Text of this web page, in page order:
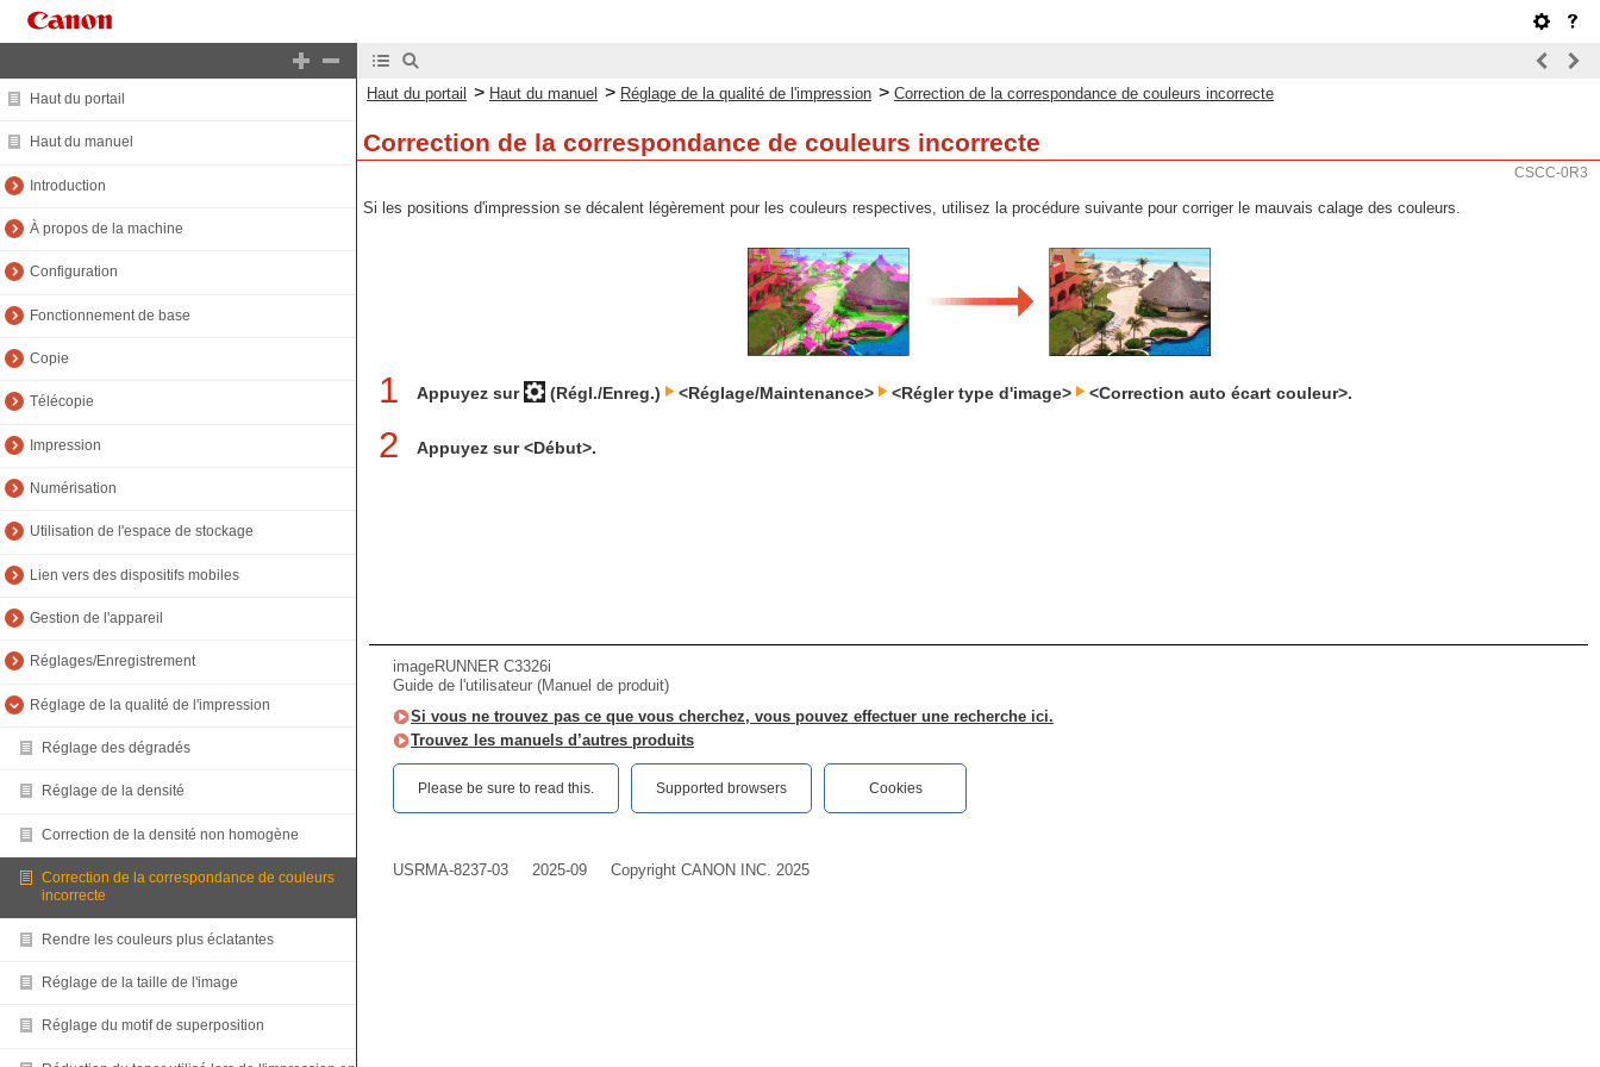
Haut du portail
Haut du manuel
Introduction
À propos de la machine
Configuration
Fonctionnement de base
Copie
Télécopie
Impression
Numérisation
Utilisation de l'espace de stockage
Lien vers des dispositifs mobiles
Gestion de l'appareil
Réglages/Enregistrement
Réglage de la qualité de l'impression
Réglage des dégradés
Réglage de la densité
Correction de la densité non homogène
Correction de la correspondance de couleurs
incorrecte
Rendre les couleurs plus éclatantes
Réglage de la taille de l'image
Réglage du motif de superposition
Haut du portail > Haut du manuel > Réglage de la qualité de l'impression > Correction de la correspondance de couleurs incorrecte
Correction de la correspondance de couleurs incorrecte
CSCC-0R3
Si les positions d'impression se décalent légèrement pour les couleurs respectives, utilisez la procédure suivante pour corriger le mauvais calage des couleurs.
1 Appuyez sur (Régl./Enreg.) <Réglage/Maintenance> <Régler type d'image> <Correction auto écart couleur>.
2 Appuyez sur <Début>.
imageRUNNER C3326i
Guide de l'utilisateur (Manuel de produit)
Si vous ne trouvez pas ce que vous cherchez, vous pouvez effectuer une recherche ici.
Trouvez les manuels d’autres produits
Please be sure to read this.‎ Supported browsers Cookies
USRMA-8237-03 2025-09 Copyright CANON INC. 2025